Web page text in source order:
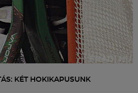
KÉT HOKIKAPUSUNK